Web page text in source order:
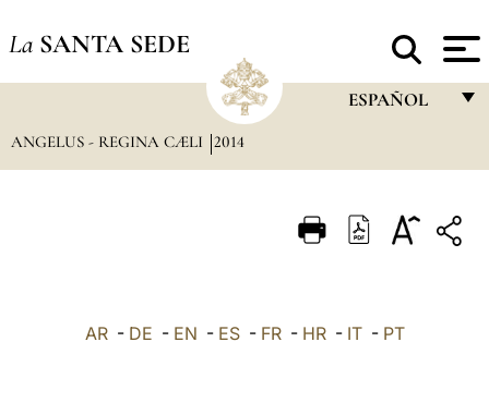
La SANTA SEDE
ESPAÑOL
ITALIANO
ANGELUS - REGINA CÆLI 2014
AR- DE - EN - ES- FR- HR- IT- PT